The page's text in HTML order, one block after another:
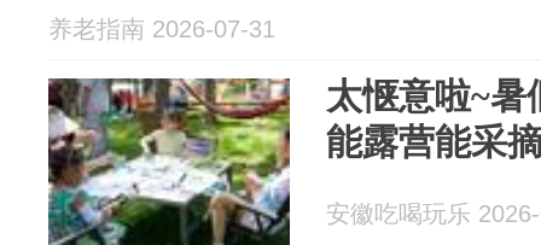
养老指南 2026-07-31
太惬意啦~暑
能露营能采
安徽吃喝玩乐